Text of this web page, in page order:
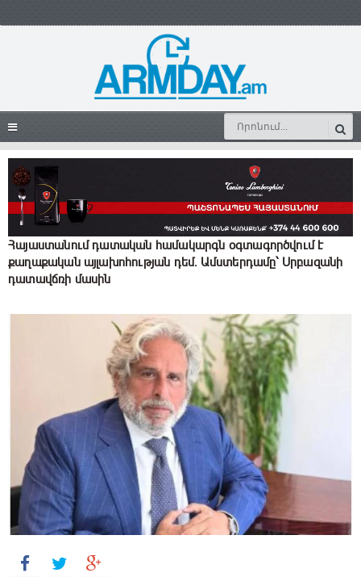
Հայաստանում դատական համակարգն օգտագործվում է
քաղաքական այլախոհության դեմ. Ամստերդամը՝ Սրբազանի
դատավճռի մասին